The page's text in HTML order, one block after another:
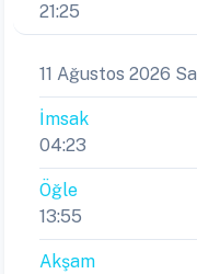
21:25
11 Ağustos 2026 Sa
İmsak
04:23
Öğle
13:55
Akşam